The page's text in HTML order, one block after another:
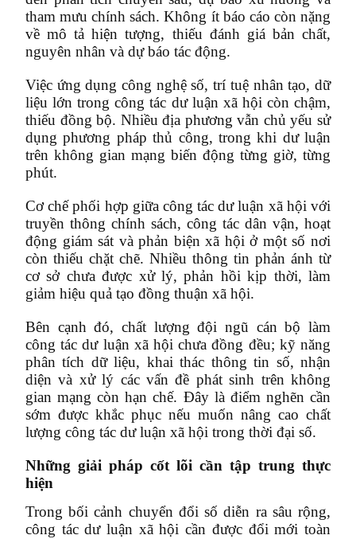
tham mưu chính sách. Không ít báo cáo còn nặng
về mô tả hiện tượng, thiếu đánh giá bản chất,
nguyên nhân và dự báo tác động.
Việc ứng dụng công nghệ số, trí tuệ nhân tạo, dữ
liệu lớn trong công tác dư luận xã hội còn chậm,
thiếu đồng bộ. Nhiều địa phương vẫn chủ yếu sử
dụng phương pháp thủ công, trong khi dư luận
trên không gian mạng biến động từng giờ, từng
phút.
Cơ chế phối hợp giữa công tác dư luận xã hội với
truyền thông chính sách, công tác dân vận, hoạt
động giám sát và phản biện xã hội ở một số nơi
còn thiếu chặt chẽ. Nhiều thông tin phản ánh từ
cơ sở chưa được xử lý, phản hồi kịp thời, làm
giảm hiệu quả tạo đồng thuận xã hội.
Bên cạnh đó, chất lượng đội ngũ cán bộ làm
công tác dư luận xã hội chưa đồng đều; kỹ năng
phân tích dữ liệu, khai thác thông tin số, nhận
diện và xử lý các vấn đề phát sinh trên không
gian mạng còn hạn chế. Đây là điểm nghẽn cần
sớm được khắc phục nếu muốn nâng cao chất
lượng công tác dư luận xã hội trong thời đại số.
Những giải pháp cốt lõi cần tập trung thực
hiện
Trong bối cảnh chuyển đổi số diễn ra sâu rộng,
công tác dư luận xã hội cần được đổi mới toàn